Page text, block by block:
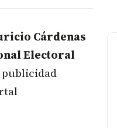
Cárdenas
Electoral
publicidad